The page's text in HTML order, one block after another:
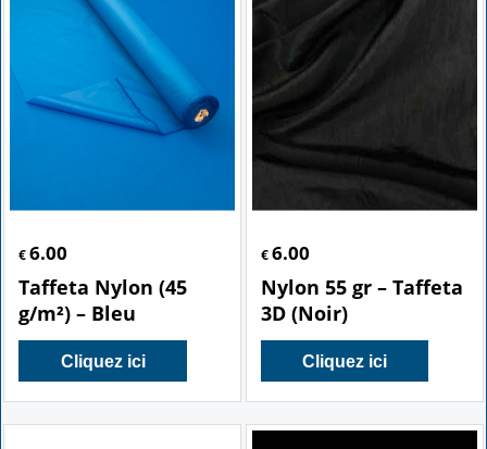
€ 6.00
Taffeta Nylon (45
g/m²) – Bleu
Cliquez ici
€6.00
Nylon 55 gr – Taffeta
3D (Noir)
Cliquez ici